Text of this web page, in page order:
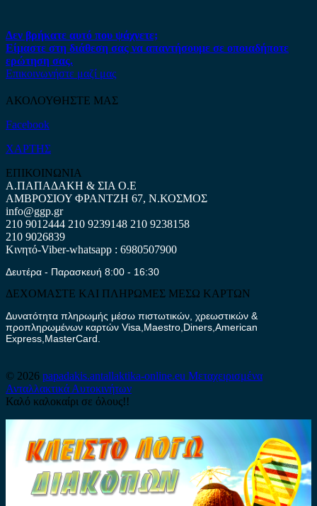
Δεν βρήκατε αυτό που ψάχνετε;
Είμαστε στη διάθεση σας να απαντήσουμε σε οποιαδήποτε
ερώτηση σας.
Επικοινωνήστε μαζί μας
ΑΚΟΛΟΥΘΗΣΤΕ ΜΑΣ
Facebook
ΧΑΡΤΗΣ
ΕΠΙΚΟΙΝΩΝΙΑ
Α.ΠΑΠΑΔΑΚΗ & ΣΙΑ Ο.Ε
ΑΜΒΡΟΣΙΟΥ ΦΡΑΝΤΖΗ 67, Ν.ΚΟΣΜΟΣ
info@ggp.gr
210 9012444 210 9239148 210 9238158
210 9026839
Κινητό-Viber-whatsapp : 6980507900
Δευτέρα - Παρασκευή 8:00 - 16:30
ΔΕΧΟΜΑΣΤΕ ΚΑΙ ΠΛΗΡΩΜΕΣ ΜΕΣΩ ΚΑΡΤΩΝ
Δυνατότητα πληρωμής μέσω πιστωτικών, χρεωστικών &
προπληρωμένων καρτών Visa,Maestro,Diners,American
Express,MasterCard.
© 2026 papadakis.antallaktika-online.eu Μεταχειρισμένα
Ανταλλακτικά Αυτοκινήτων
Καλό καλοκαίρι σε όλους!!